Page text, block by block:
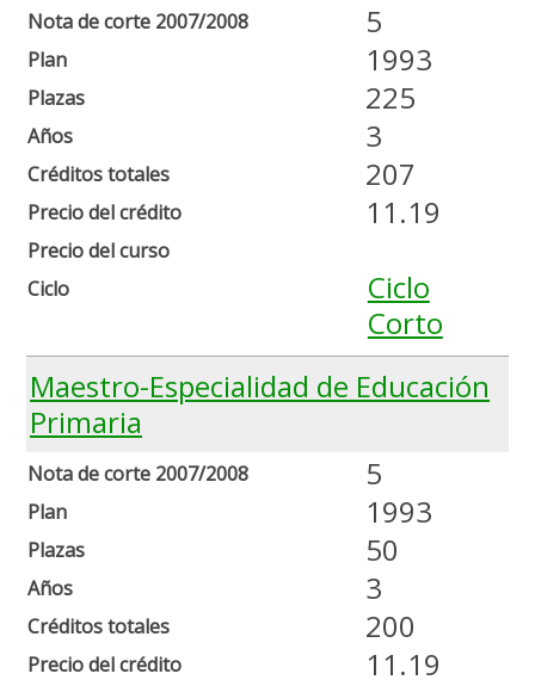
Nota de corte 2007/2008
Plan
Plazas
Años
Créditos totales
Precio del crédito
Precio del curso
Ciclo
5
1993
225
3
207
11.19
Ciclo
Corto
Maestro-Especialidad de Educación
Primaria
Nota de corte 2007/2008
Plan
Plazas
Años
Créditos totales
Precio del crédito
5
1993
50
3
200
11.19